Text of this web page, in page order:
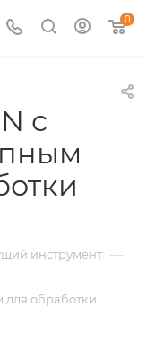
0
с
инструмент —
обработки